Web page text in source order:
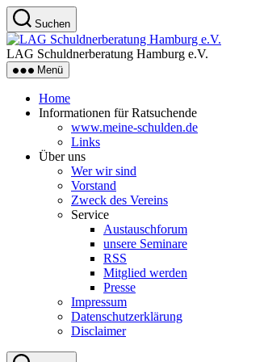
Zum
Inhalt
springen
Suchen
LAG Schuldnerberatung Hamburg e.V.
Menü
Home
Informationen für Ratsuchende
www.meine-schulden.de
Links
Über uns
Wer wir sind
Vorstand
Zweck des Vereins
Service
Austauschforum
unsere Seminare
RSS
Mitglied werden
Presse
Impressum
Datenschutzerklärung
Disclaimer